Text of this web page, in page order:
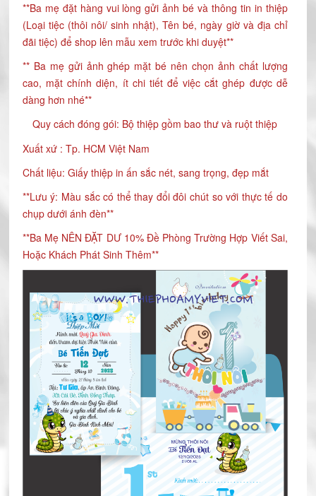
**Ba mẹ đặt hàng vui lòng gửi ảnh bé và thông tin in thiệp
(Loại tiệc (thôi nôi/ sinh nhật), Tên bé, ngày giờ và địa chỉ
đãi tiệc) để shop lên mẫu xem trước khi duyệt**
** Ba mẹ gửi ảnh ghép mặt bé nên chọn ảnh chất lượng
cao, mặt chính diện, ít chi tiết để việc cắt ghép được dễ
dàng hơn nhé**
Quy cách đóng gói: Bộ thiệp gồm bao thư và ruột thiệp
Xuất xứ : Tp. HCM Việt Nam
Chất liệu: Giấy thiệp in ấn sắc nét, sang trọng, đẹp mắt
**Lưu ý: Màu sắc có thể thay đổi đôi chút so với thực tế do
chụp dưới ánh đèn**
**Ba Mẹ NÊN ĐẶT DƯ 10% Đề Phòng Trường Hợp Viết Sai,
Hoặc Khách Phát Sinh Thêm**